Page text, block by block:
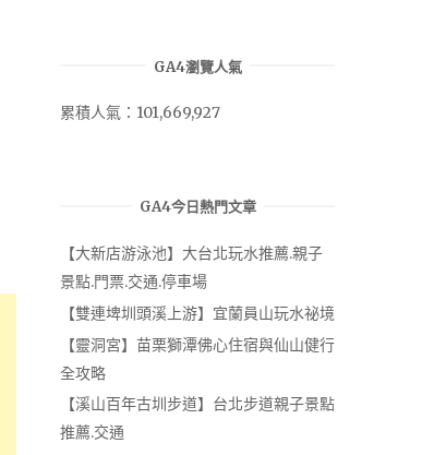
GA4瀏覽人氣
累積人氣：101,669,927
GA4今日熱門文章
【大新店游泳池】大台北玩水推薦.親子
景點.門票.交通.停車場
【雙連埤圳頭溪上游】宜蘭員山玩水祕境
【靈洞宮】苗栗獅潭佛心住宿與仙山健行
全攻略
【溪山百年古圳步道】台北步道親子景點
推薦.交通